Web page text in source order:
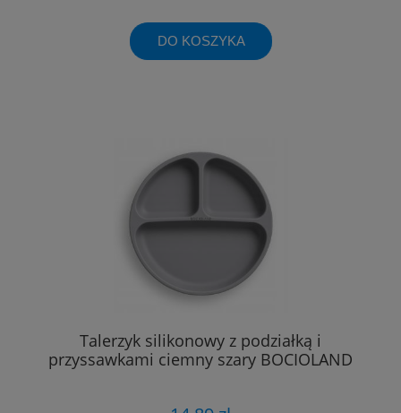
DO KOSZYKA
Talerzyk silikonowy z podziałką i
przyssawkami ciemny szary BOCIOLAND